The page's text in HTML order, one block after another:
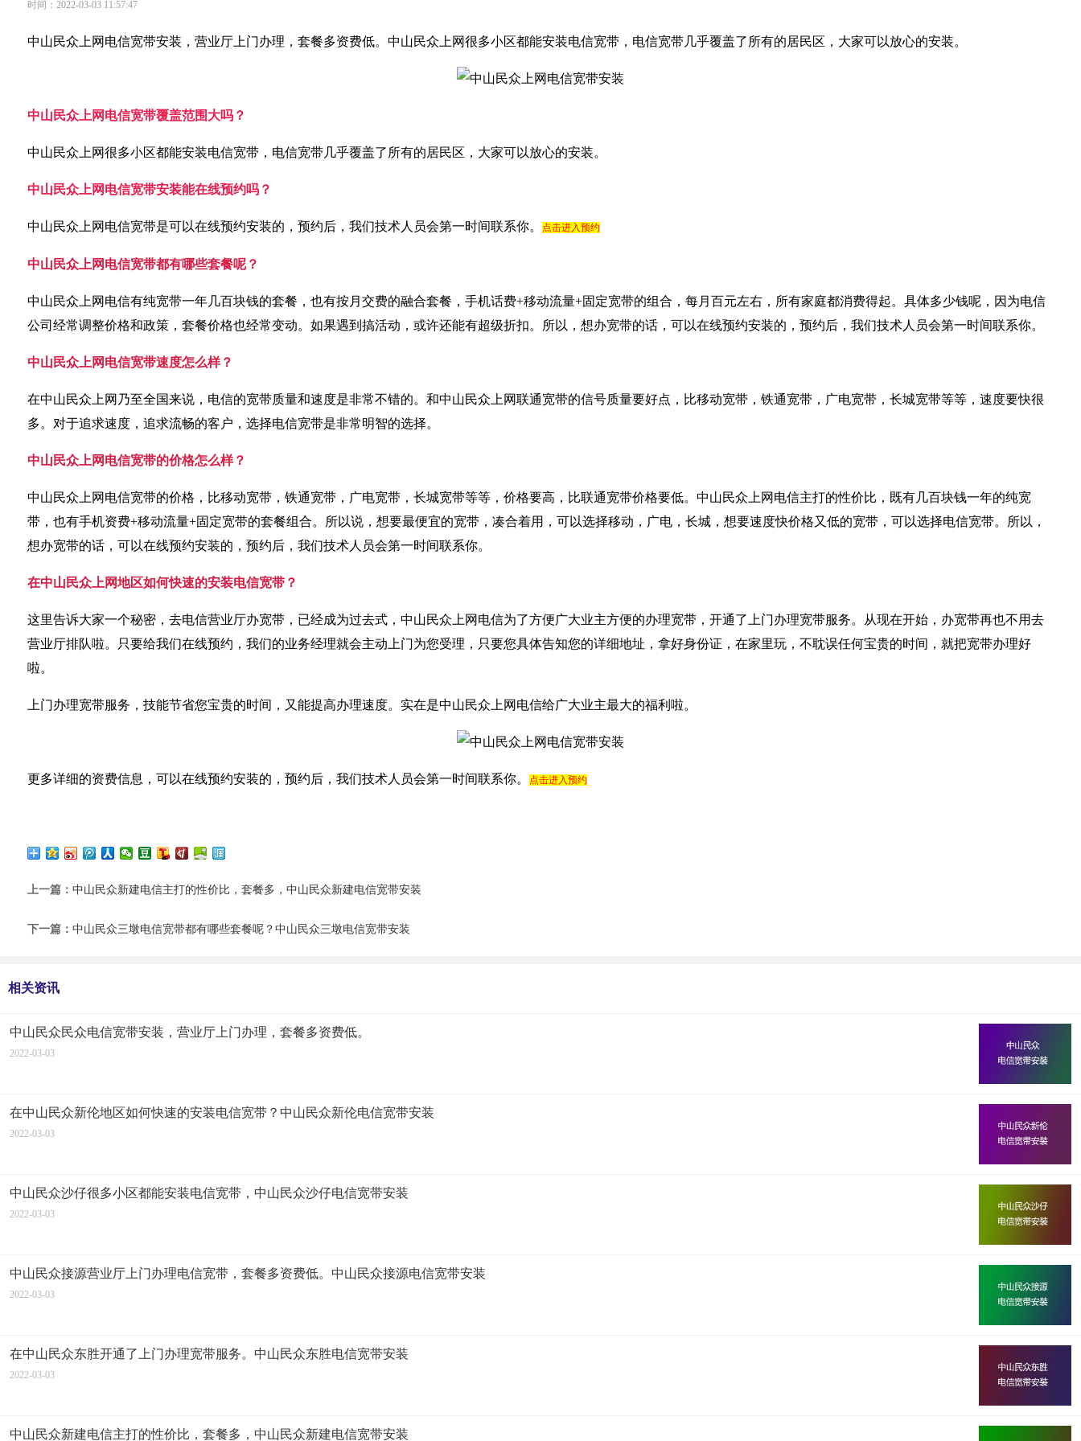
时间：2022-03-03 11:57:47
中山民众上网电信宽带安装，营业厅上门办理，套餐多资费低。中山民众上网很多小区都能安装电信宽带，电信宽带几乎覆盖了所有的居民区，大家可以放心的安装。
中山民众上网电信宽带覆盖范围大吗？
中山民众上网很多小区都能安装电信宽带，电信宽带几乎覆盖了所有的居民区，大家可以放心的安装。
中山民众上网电信宽带安装能在线预约吗？
中山民众上网电信宽带是可以在线预约安装的，预约后，我们技术人员会第一时间联系你。 点击进入预约
中山民众上网电信宽带都有哪些套餐呢？
中山民众上网电信有纯宽带一年几百块钱的套餐，也有按月交费的融合套餐，手机话费+移动流量+固定宽带的组合，每月百元左右，所有家庭都消费得起。具体多少钱呢，因为电信
公司经常调整价格和政策，套餐价格也经常变动。如果遇到搞活动，或许还能有超级折扣。所以，想办宽带的话，可以在线预约安装的，预约后，我们技术人员会第一时间联系你。
中山民众上网电信宽带速度怎么样？
在中山民众上网乃至全国来说，电信的宽带质量和速度是非常不错的。和中山民众上网联通宽带的信号质量要好点，比移动宽带，铁通宽带，广电宽带，长城宽带等等，速度要快很
多。对于追求速度，追求流畅的客户，选择电信宽带是非常明智的选择。
中山民众上网电信宽带的价格怎么样？
中山民众上网电信宽带的价格，比移动宽带，铁通宽带，广电宽带，长城宽带等等，价格要高，比联通宽带价格要低。中山民众上网电信主打的性价比，既有几百块钱一年的纯宽
带，也有手机资费+移动流量+固定宽带的套餐组合。所以说，想要最便宜的宽带，凑合着用，可以选择移动，广电，长城，想要速度快价格又低的宽带，可以选择电信宽带。所以，
想办宽带的话，可以在线预约安装的，预约后，我们技术人员会第一时间联系你。
在中山民众上网地区如何快速的安装电信宽带？
这里告诉大家一个秘密，去电信营业厅办宽带，已经成为过去式，中山民众上网电信为了方便广大业主方便的办理宽带，开通了上门办理宽带服务。从现在开始，办宽带再也不用去
营业厅排队啦。只要给我们在线预约，我们的业务经理就会主动上门为您受理，只要您具体告知您的详细地址，拿好身份证，在家里玩，不耽误任何宝贵的时间，就把宽带办理好
啦。
上门办理宽带服务，技能节省您宝贵的时间，又能提高办理速度。实在是中山民众上网电信给广大业主最大的福利啦。
更多详细的资费信息，可以在线预约安装的，预约后，我们技术人员会第一时间联系你。 点击进入预约
上一篇： 中山民众新建电信主打的性价比，套餐多，中山民众新建电信宽带安装
下一篇： 中山民众三墩电信宽带都有哪些套餐呢？中山民众三墩电信宽带安装
相关资讯
中山民众民众电信宽带安装，营业厅上门办理，套餐多资费低。
2022-03-03
在中山民众新伦地区如何快速的安装电信宽带？中山民众新伦电信宽带安装
2022-03-03
中山民众沙仔很多小区都能安装电信宽带，中山民众沙仔电信宽带安装
2022-03-03
中山民众接源营业厅上门办理电信宽带，套餐多资费低。中山民众接源电信宽带安装
2022-03-03
在中山民众东胜开通了上门办理宽带服务。中山民众东胜电信宽带安装
2022-03-03
中山民众新建电信主打的性价比，套餐多，中山民众新建电信宽带安装